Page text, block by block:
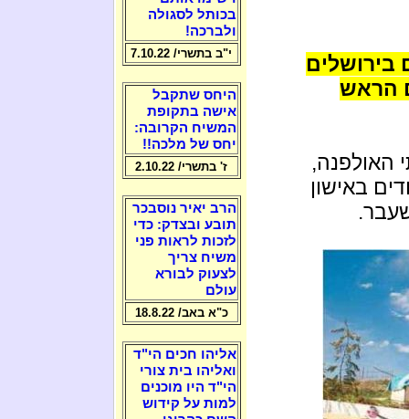
בירושלים
הראש
האולפנה,
באישון
בכותל לסגולה
ולברכה!
י"ב בתשרי/ 7.10.22
היחס שתקבל
אישה בתקופת
המשיח הקרובה:
יחס של מלכה!!
ז' בתשרי/ 2.10.22
הרב יאיר נוסבכר
תובע ובצדק: כדי
לזכות לראות פני
משיח צריך
לצעוק לבורא
עולם
כ"א באב/ 18.8.22
אליהו חכים הי"ד
ואליהו בית צורי
הי"ד היו מוכנים
למות על קידוש